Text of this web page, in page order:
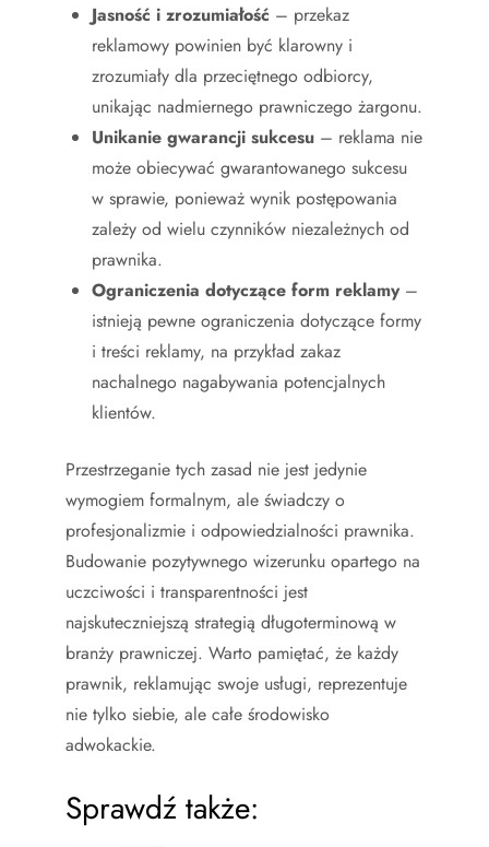
Jasność i zrozumiałość – przekaz
reklamowy powinien być klarowny i
zrozumiały dla przeciętnego odbiorcy,
unikając nadmiernego prawniczego żargonu.
Unikanie gwarancji sukcesu – reklama nie
może obiecywać gwarantowanego sukcesu
w sprawie, ponieważ wynik postępowania
zależy od wielu czynników niezależnych od
prawnika.
Ograniczenia dotyczące form reklamy–
istnieją pewne ograniczenia dotyczące formy
i treści reklamy, na przykład zakaz
nachalnego nagabywania potencjalnych
klientów.
Przestrzeganie tych zasad nie jest jedynie
wymogiem formalnym, ale świadczy o
profesjonalizmie i odpowiedzialności prawnika.
Budowanie pozytywnego wizerunku opartego na
uczciwości i transparentności jest
najskuteczniejszą strategią długoterminową w
branży prawniczej. Warto pamiętać, że każdy
prawnik, reklamując swoje usługi, reprezentuje
nie tylko siebie, ale całe środowisko
adwokackie.
Sprawdź także: